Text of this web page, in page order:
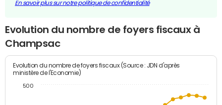
En savoir plus sur notre politique de confidentialité
Evolution du nombre de foyers fiscaux à
Champsac
Evolution du nombre de foyers fiscaux (Source : JDN d'après
ministère de l'Economie)
500